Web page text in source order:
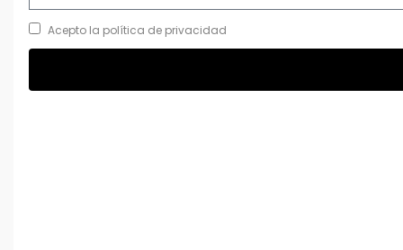
Acepto la política de privacidad